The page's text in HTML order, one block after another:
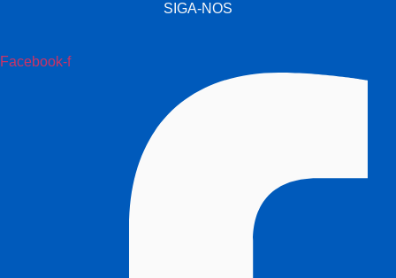
SIGA-NOS
Facebook-f